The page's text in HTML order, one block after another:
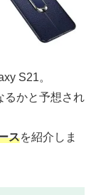
S21。
るかと予想され
スを紹介しま